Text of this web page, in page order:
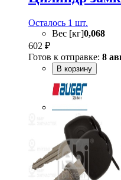
Осталось 1 шт.
Вес [кг]0,068
602 ₽
Готов к отправке: 8
В корзину